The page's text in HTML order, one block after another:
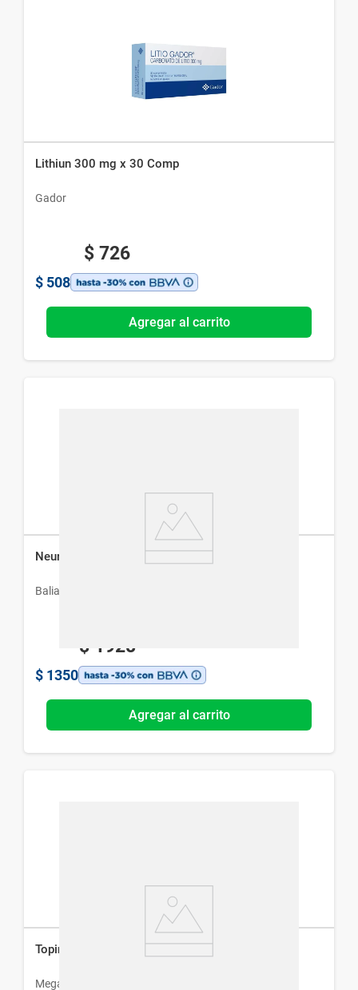
Lithiun 300 mg x 30 Comp
Gador
$ 726
$ 508
Agregar al carrito
Neuroplus 20 mg Baliarda x 30 comp
Baliarda
$ 1928
$ 1350
Agregar al carrito
Topirax 100 mg x 30 Comp
Megalabs